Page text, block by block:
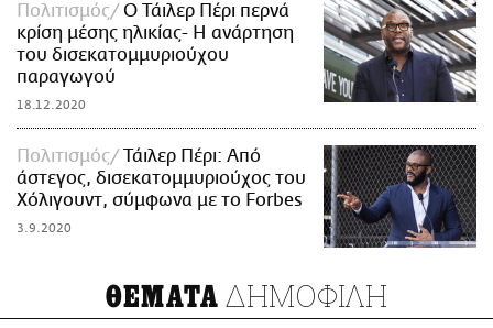
Πολιτισμός
Ο Τάιλερ Πέρι περνά
κρίση μέσης ηλικίας- Η ανάρτηση
του δισεκατομμυριούχου
παραγωγού
18.12.2020
Πολιτισμός
Τάιλερ Πέρι: Από
άστεγος, δισεκατομμυριούχος του
Χόλιγουντ, σύμφωνα με το Forbes
3.9.2020
ΘΕΜΑΤΑ ΔΗΜΟΦΙΛΗ